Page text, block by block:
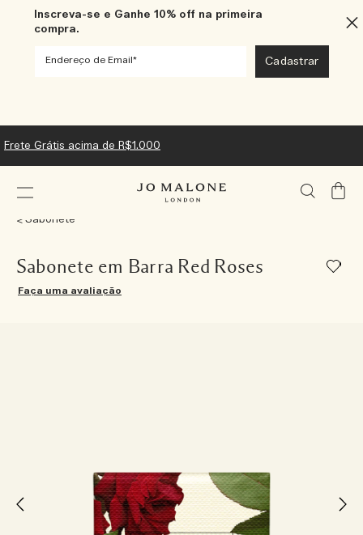
Inscreva-se e Ganhe 10% off na primeira
compra.
Frete Grátis acima de R$1.000
Meu
Sabonete
Sabonete em Barra Red Roses
Faça uma avaliação